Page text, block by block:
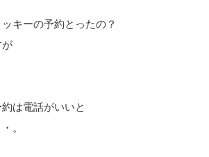
キーの予約とったの？
が
は電話がいいと
。